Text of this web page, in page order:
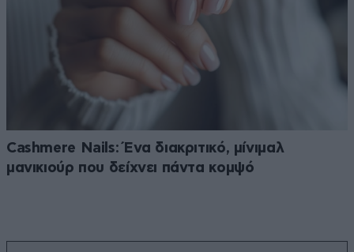
Cashmere Nails: Ένα διακριτικό, μίνιμαλ
μανικιούρ που δείχνει πάντα κομψό